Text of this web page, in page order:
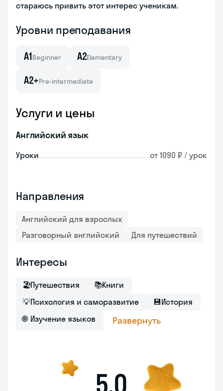
стараюсь привить этот интерес ученикам.
Уровни преподавания
A1Beginner A2Elementary
A2+Pre-intermediate
Услуги и цены
Английский язык
Уроки от 1090 ₽ / урок
Направления
Английский для взрослых
Разговорный английский
Для путешествий
Интересы
🏖Путешествия 📚Книги
💡Психология и саморазвитие 💾История
🌐 Изучение языков Развернуть